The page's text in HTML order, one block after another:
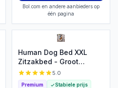
Bol.com en andere aanbieders op
één pagina
Human Dog Bed XXL
Zitzakbed - Groot
Comfort voor
Volwassenen
5.0
Premium Stabiele prijs